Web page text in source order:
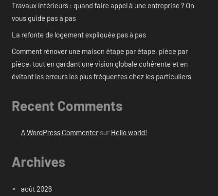
Travaux intérieurs : quand faire appel à une entreprise ? On
vous guide pas à pas
La refonte de logement expliquée pas à pas
Comment rénover une maison étape par étape, pièce par
pièce, tout en gardant une vision globale cohérente et en
évitant les erreurs les plus fréquentes chez les particuliers
Recent Comments
A WordPress Commentersur Hello world!
Archives
août 2026